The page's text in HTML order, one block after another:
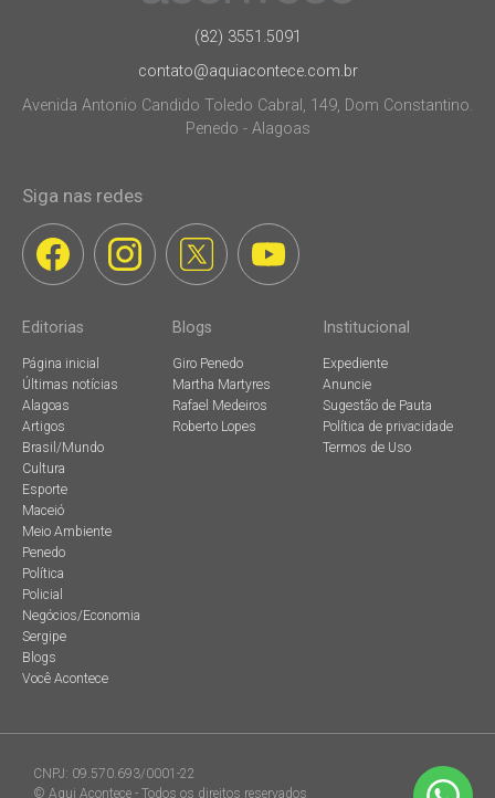
(82) 3551.5091
contato@aquiacontece.com.br
Avenida Antonio Candido Toledo Cabral, 149, Dom Constantino.
Penedo - Alagoas
Siga nas redes
Editorias
Página inicial
Últimas notícias
Alagoas
Artigos
Brasil/Mundo
Cultura
Esporte
Maceió
Meio Ambiente
Penedo
Política
Policial
Negócios/Economia
Sergipe
Blogs
Você Acontece
Blogs
Giro Penedo
Martha Martyres
Rafael Medeiros
Roberto Lopes
Institucional
Expediente
Anuncie
Sugestão de Pauta
Política de privacidade
Termos de Uso
CNPJ: 09.570.693/0001-22
© Aqui Acontece - Todos os direitos reservados